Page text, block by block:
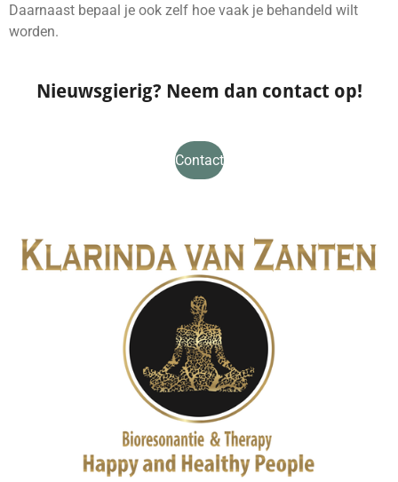
Daarnaast bepaal je ook zelf hoe vaak je behandeld wilt
worden.
Nieuwsgierig? Neem dan contact op!
Contact